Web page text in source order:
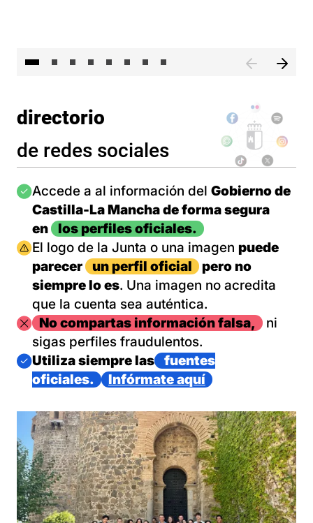
directorio
de redes sociales
Imagen
Accede a al información del Gobierno de
Castilla-La Mancha de forma segura
en
los perfiles oficiales.
Imagen
El logo de la Junta o una imagen puede
parecer
un perfil oficial
pero no
siempre lo es. Una imagen no acredita
que la cuenta sea auténtica.
ImagenNo compartas información falsa,
ni
sigas perfiles fraudulentos.
Imagen
Utiliza siempre las
fuentes
oficiales.
Infórmate aquí